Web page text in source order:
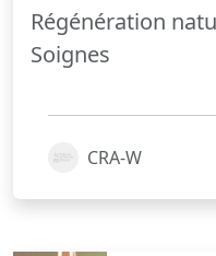
Régénération
Soignes
CRA-W